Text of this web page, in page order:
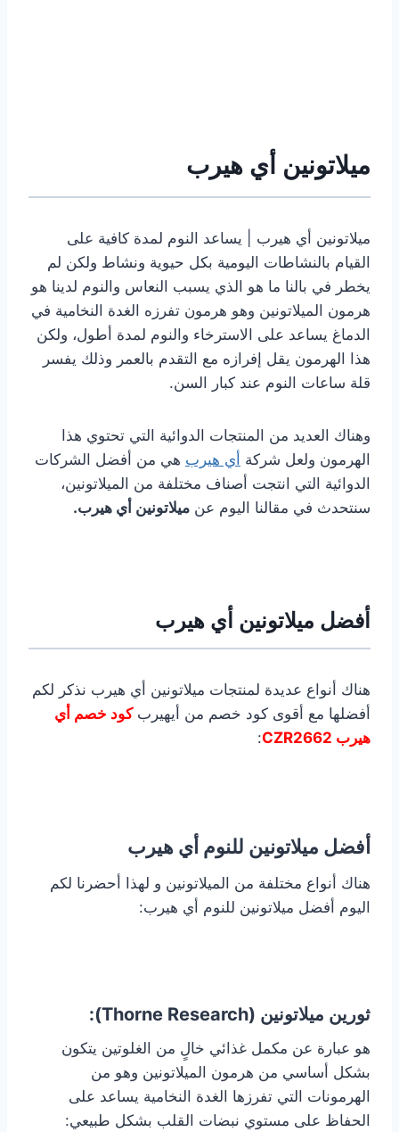
ميلاتونين أي هيرب
ميلاتونين أي هيرب | يساعد النوم لمدة كافية على
القيام بالنشاطات اليومية بكل حيوية ونشاط ولكن لم
يخطر في بالنا ما هو الذي يسبب النعاس والنوم لدينا هو
هرمون الميلاتونين وهو هرمون تفرزه الغدة النخامية في
الدماغ يساعد على الاسترخاء والنوم لمدة أطول، ولكن
هذا الهرمون يقل إفرازه مع التقدم بالعمر وذلك يفسر
قلة ساعات النوم عند كبار السن.
وهناك العديد من المنتجات الدوائية التي تحتوي هذا
الهرمون ولعل شركة أي هيرب هي من أفضل الشركات
الدوائية التي انتجت أصناف مختلفة من الميلاتونين،
سنتحدث في مقالنا اليوم عن ميلاتونين أي هيرب.
أفضل ميلاتونين أي هيرب
هناك أنواع عديدة لمنتجات ميلاتونين أي هيرب نذكر لكم
أفضلها مع أقوى كود خصم من أيهيربكود خصم أي
هيرب CZR2662
:
أفضل ميلاتونين للنوم أي هيرب
هناك أنواع مختلفة من الميلاتونين و لهذا أحضرنا لكم
اليوم أفضل ميلاتونين للنوم أي هيرب:
ثورين ميلاتونين (Thorne Research):
هو عبارة عن مكمل غذائي خالٍ من الغلوتين يتكون
بشكل أساسي من هرمون الميلاتونين وهو من
الهرمونات التي تفرزها الغدة النخامية يساعد على
الحفاظ على مستوي نبضات القلب بشكل طبيعي: